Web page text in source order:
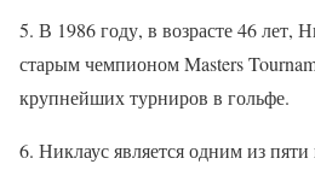
5. В 1986 году, в возрасте 46 лет,
старым чемпионом Masters
крупнейших турниров в гольфе.
6. Никлаус является одним из